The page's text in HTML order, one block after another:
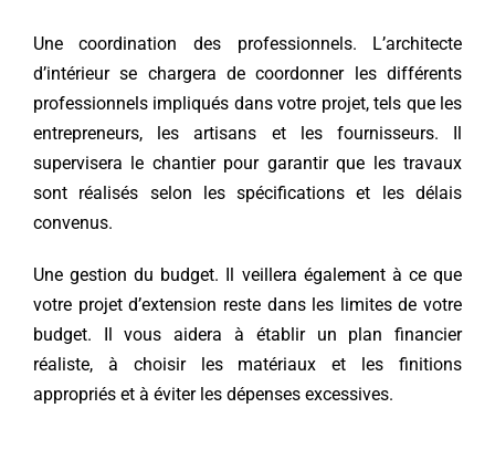
Une coordination des professionnels. L’architecte
d’intérieur se chargera de coordonner les différents
professionnels impliqués dans votre projet, tels que les
entrepreneurs, les artisans et les fournisseurs. Il
supervisera le chantier pour garantir que les travaux
sont réalisés selon les spécifications et les délais
convenus.
Une gestion du budget. Il veillera également à ce que
votre projet d’extension reste dans les limites de votre
budget. Il vous aidera à établir un plan financier
réaliste, à choisir les matériaux et les finitions
appropriés et à éviter les dépenses excessives.